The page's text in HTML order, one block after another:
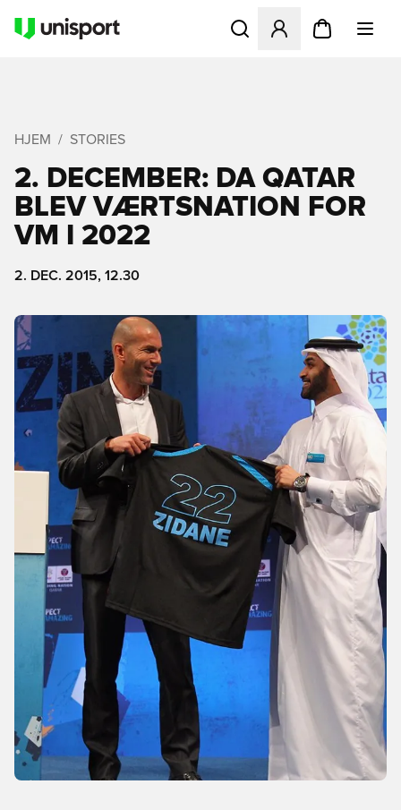
Åbner en Modal til at
HJEM STORIES
2. DECEMBER: DA QATAR
BLEV VÆRTSNATION FOR
VM I 2022
2. DEC. 2015, 12.30